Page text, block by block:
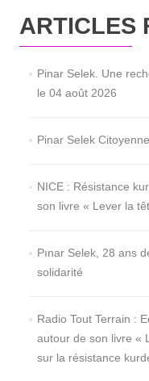
ARTICLES
Pinar Selek. Une
le 04 août 2026
Pinar Selek
NICE : Résistance
son livre « Lever la
Pınar Selek, 28 ans
solidarité
Radio Tout Terrain :
autour de son livre «
sur la résistance